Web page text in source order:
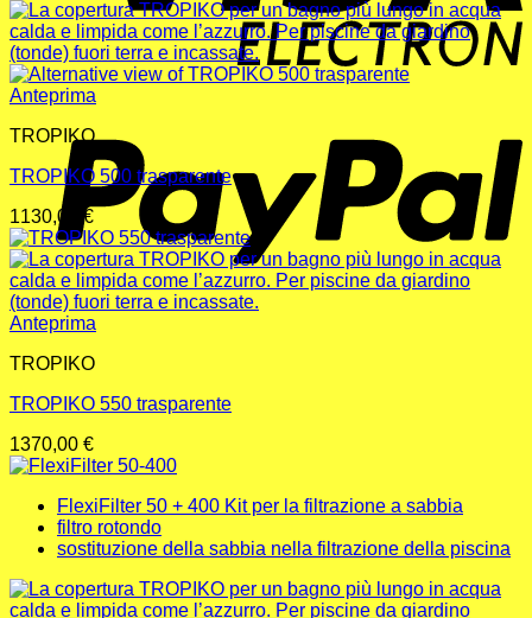
Anteprima
TROPIKO
TROPIKO 500 trasparente
1130,00 €
Anteprima
TROPIKO
TROPIKO 550 trasparente
1370,00 €
FlexiFilter 50 + 400 Kit per la filtrazione a sabbia
filtro rotondo
sostituzione della sabbia nella filtrazione della piscina